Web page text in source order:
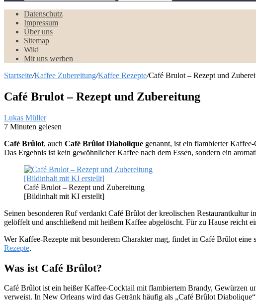
Datenschutz
Impressum
Über uns
Sitemap
Wiki
Mit uns werben
Startseite/Kaffee Zubereitung/Kaffee Rezepte/Café Brulot – Rezept und
Café Brulot – Rezept und Zubereitung
Lukas Müller
7 Minuten gelesen
Café Brûlot, auch Café Brûlot Diabolique genannt, ist ein flambierter
Das Ergebnis ist kein gewöhnlicher Kaffee nach dem Essen, sondern ein
Café Brulot – Rezept und Zubereitung
[Bildinhalt mit KI erstellt]
Seinen besonderen Ruf verdankt Café Brûlot der kreolischen
gelöffelt und anschließend mit heißem Kaffee abgelöscht. Für zu Hause reicht
Wer Kaffee-Rezepte mit besonderem Charakter mag, findet in Café Brûlot
Rezepte.
Was ist Café Brûlot?
Café Brûlot ist ein heißer Kaffee-Cocktail mit flambiertem Brandy, Gewürzen
verweist. In New Orleans wird das Getränk häufig als „Café Brûlot